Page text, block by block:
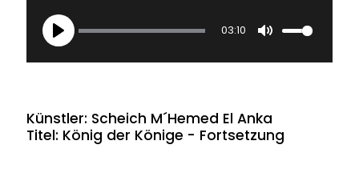
Play
03:10
Künstler: Scheich M´Hemed El Anka
Titel: König der Könige - Fortsetzung